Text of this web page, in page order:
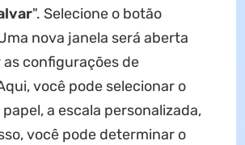
". Selecione o botão
nova janela será aberta
configurações de
você pode selecionar o
a escala personalizada,
você pode determinar o